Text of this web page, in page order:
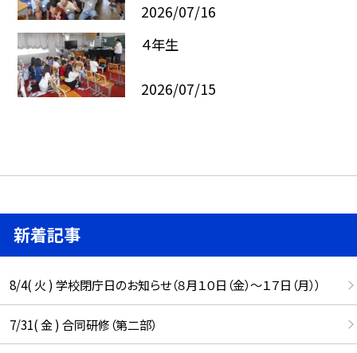
2026/07/16
４年生
2026/07/15
新着記事
8/4( 火 ) 学校閉庁日のお知らせ（８月１０日（金）～１７日（月））
7/31( 金 ) 合同研修（第二部）